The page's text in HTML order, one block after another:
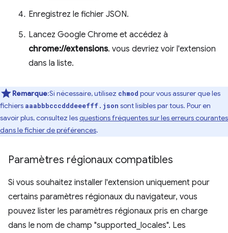
Enregistrez le fichier JSON.
Lancez Google Chrome et accédez à
chrome://extensions. vous devriez voir l'extension
dans la liste.
Remarque:Si nécessaire, utilisez chmod pour vous assurer que les
fichiers aaabbbcccdddeeefff.json sont lisibles par tous. Pour en
savoir plus, consultez lesquestions fréquentes sur les erreurs courantes
dans le fichier de préférences.
Paramètres régionaux compatibles
Si vous souhaitez installer l'extension uniquement pour
certains paramètres régionaux du navigateur, vous
pouvez lister les paramètres régionaux pris en charge
dans le nom de champ "supported_locales". Les